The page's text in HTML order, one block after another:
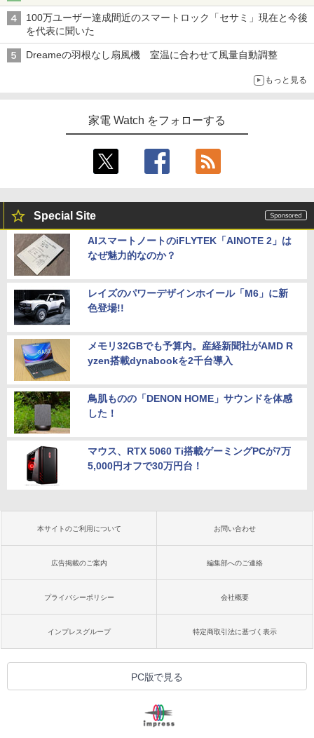
100万ユーザー達成間近のスマートロック「セサミ」現在と今後
を代表に聞いた
Dreameの羽根なし扇風機 室温に合わせて風量自動調整
もっと見る
家電 Watch をフォローする
Special Site
AIスマートノートのiFLYTEK「AINOTE 2」は
なぜ魅力的なのか？
レイズのパワーデザインホイール「M6」に新
色登場!!
メモリ32GBでも予算内。産経新聞社がAMD R
yzen搭載dynabookを2千台導入
鳥肌ものの「DENON HOME」サウンドを体感
した！
マウス、RTX 5060 Ti搭載ゲーミングPCが7万
5,000円オフで30万円台！
本サイトのご利用について お問い合わせ
広告掲載のご案内 編集部へのご連絡
プライバシーポリシー 会社概要
インプレスグループ 特定商取引法に基づく表示
PC版で見る